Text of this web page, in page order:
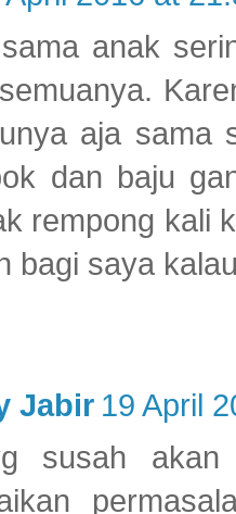
anak
aja sama
dan baju
rempong kali
bagi saya
Jabir 19 April
susah